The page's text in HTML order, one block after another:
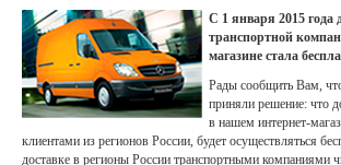
С 1 января 2015 года
транспортной
магазине стала
Рады сообщить Вам,
приняли решение: что
в нашем интернет-
клиентами из регионов России, будет осуществляться
доставке в регионы России транспортными компаниями